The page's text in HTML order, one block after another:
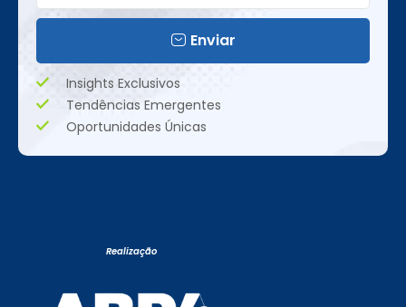
Enviar
Insights Exclusivos
Tendências Emergentes
Oportunidades Únicas
Realização